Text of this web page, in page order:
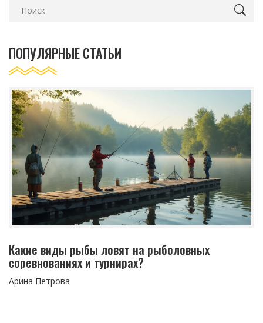
ПОПУЛЯРНЫЕ СТАТЬИ
Какие виды рыбы ловят на рыболовных
соревнованиях и турнирах?
Арина Петрова